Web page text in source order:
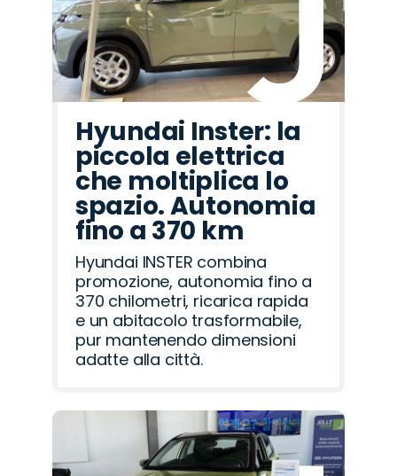
Hyundai Inster: la
piccola elettrica
che moltiplica lo
spazio. Autonomia
fino a 370 km
Hyundai INSTER combina
promozione, autonomia fino a
370 chilometri, ricarica rapida
e un abitacolo trasformabile,
pur mantenendo dimensioni
adatte alla città.